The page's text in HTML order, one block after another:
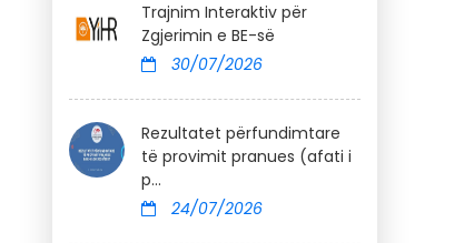
Trajnim Interaktiv për
Zgjerimin e BE-së
30/07/2026
Rezultatet përfundimtare
të provimit pranues (afati i
p...
24/07/2026